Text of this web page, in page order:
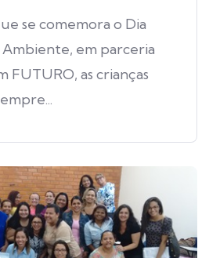
se comemora o Dia
em parceria
FUTURO, as crianças